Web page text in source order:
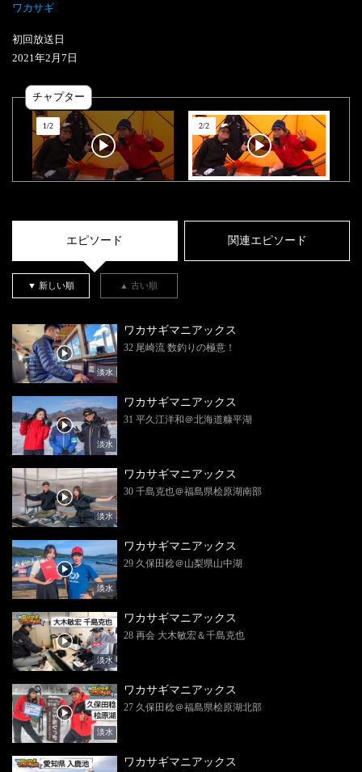
ワカサギ
初回放送日
2021年2 月 7 日
チャプター
1/2 2/2
エピソード 関連エピソード
▼ 新しい順 ▲ 古い順
淡水
ワカサギマニアックス
32 尾崎流 数釣りの極意！
淡水
ワカサギマニアックス
31 平久江洋和＠北海道糠平湖
淡水
ワカサギマニアックス
30 千島克也＠福島県桧原湖南部
淡水
ワカサギマニアックス
29 久保田稔＠山梨県山中湖
淡水
ワカサギマニアックス
28 再会 大木敏宏＆千島克也
淡水
ワカサギマニアックス
27 久保田稔＠福島県桧原湖北部
ワカサギマニアックス